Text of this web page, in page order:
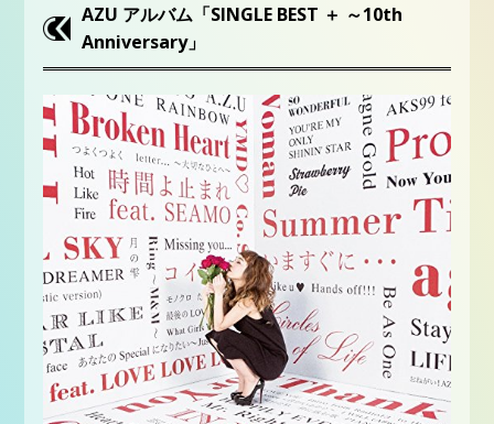
AZU アルバム「SINGLE BEST ＋ ～10th
Anniversary」